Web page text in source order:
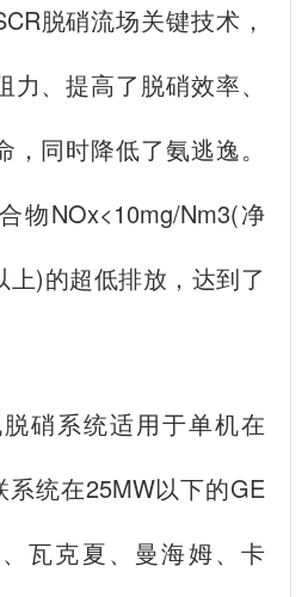
脱硝流场关键技术，
、提高了脱硝效率、
同时降低了氨逃逸。
物NOx<10mg/Nm3(净
)的超低排放，达到了
系统适用于单机在
系统在25MW以下的GE
瓦克夏、曼海姆、卡